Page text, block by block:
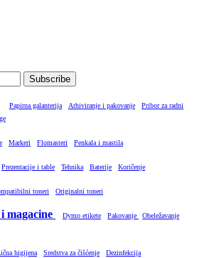
Subscribe
Papirna galanterija Arhiviranje i pakovanje
Pribor za radni
Markeri Flomasteri Penkala i mastila
Prezentacije i table Tehnika Baterije Koričenje
toneri Originalni toneri
magacine Dymo etikete Pakovanje
Obeležavanje
higijena Sredstva za čišćenje Dezinfekcija